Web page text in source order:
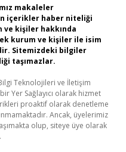
makaleler
içerikler haber niteliği
ve kişiler hakkında
kurum ve kişiler ile isim
Sitemizdeki bilgiler
taşımazlar.
Teknolojileri ve İletişim
Yer Sağlayıcı olarak hizmet
proaktif olarak denetleme
Ancak, üyelerimiz
olup, siteye üye olarak